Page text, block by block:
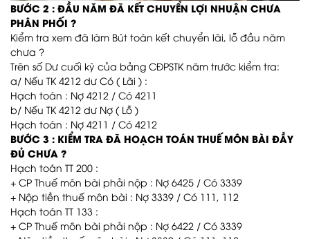
BƯỚC 2 : ĐẦU NĂM ĐÃ KẾT CHUYỂN LỢI NHUẬN CHƯA
PHÂN PHỐI ?
Kiểm tra xem đã làm Bút toán kết chuyển lãi, lỗ đầu năm
chưa ?
Trên số Dư cuối kỳ của bảng CĐPSTK năm trước kiểm tra:
a/ Nếu TK 4212 dư Có ( Lãi ) :
Hạch toán : Nợ 4212 / Có 4211
b/ Nếu TK 4212 dư Nợ ( Lỗ )
Hạch toán : Nợ 4211 / Có 4212
BƯỚC 3 : KIỂM TRA ĐÃ HOẠCH TOÁN THUẾ MÔN BÀI ĐẦY
ĐỦ CHƯA ?
Hạch toán TT 200 :
+ CP Thuế môn bài phải nộp : Nợ 6425 / Có 3339
+ Nộp tiền thuế môn bài : Nợ 3339 / Có 111, 112
Hạch toán TT 133 :
+ CP Thuế môn bài phải nộp : Nợ 6422 / Có 3339